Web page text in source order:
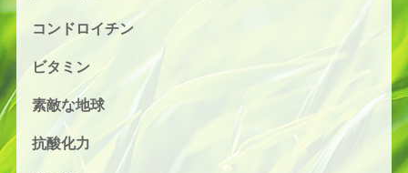
コンドロイチン
ビタミン
素敵な地球
抗酸化力